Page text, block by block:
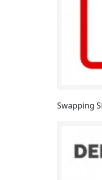
Swapping